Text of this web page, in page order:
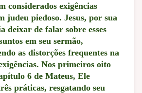
considerados exigências
judeu piedoso. Jesus, por sua
deixar de falar sobre esses
em seu sermão,
as distorções frequentes na
Nos primeiros oito
6 de Mateus, Ele
práticas, resgatando seu